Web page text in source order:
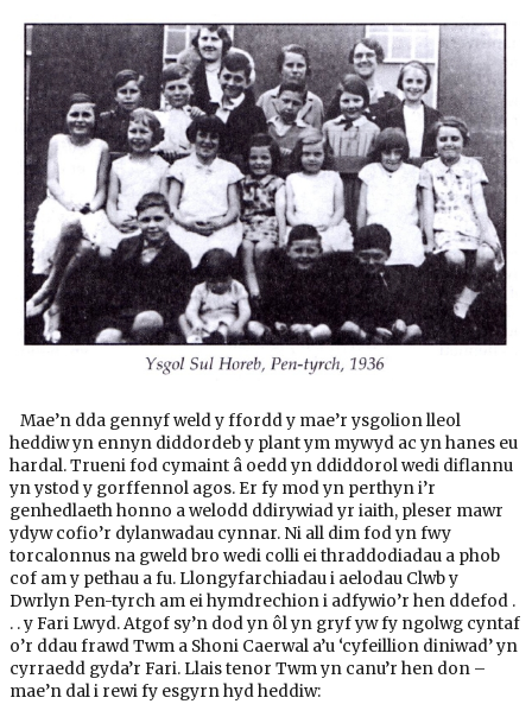
Mae’n dda gennyf weld y ffordd y mae’r ysgolion lleol
heddiw yn ennyn diddordeb y plant ym mywyd ac yn hanes eu
hardal. Trueni fod cymaint â oedd yn ddiddorol wedi diflannu
yn ystod y gorffennol agos. Er fy mod yn perthyn i’r
genhedlaeth honno a welodd ddirywiad yr iaith, pleser mawr
ydyw cofio’r dylanwadau cynnar. Ni all dim fod yn fwy
torcalonnus na gweld bro wedi colli ei thraddodiadau a phob
cof am y pethau a fu. Llongyfarchiadau i aelodau Clwb y
Dwrlyn Pen-tyrch am ei hymdrechion i adfywio’r hen ddefod .
. . y Fari Lwyd. Atgof sy’n dod yn ôl yn gryf yw fy ngolwg cyntaf
o’r ddau frawd Twm a Shoni Caerwal a’u ‘cyfeillion diniwad’ yn
cyrraedd gyda’r Fari. Llais tenor Twm yn canu’r hen don –
mae’n dal i rewi fy esgyrn hyd heddiw: